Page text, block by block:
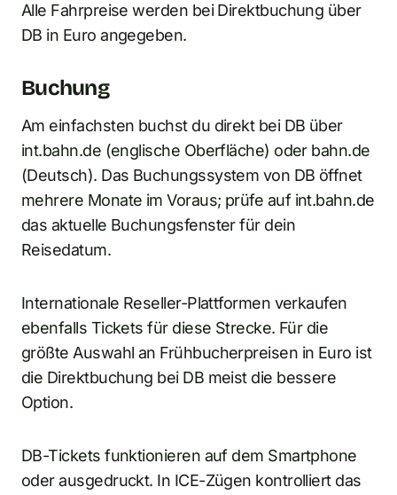
Alle Fahrpreise werden bei Direktbuchung über
DB in Euro angegeben.
Buchung
Am einfachsten buchst du direkt bei DB über
int.bahn.de (englische Oberfläche) oder bahn.de
(Deutsch). Das Buchungssystem von DB öffnet
mehrere Monate im Voraus; prüfe auf int.bahn.de
das aktuelle Buchungsfenster für dein
Reisedatum.
Internationale Reseller-Plattformen verkaufen
ebenfalls Tickets für diese Strecke. Für die
größte Auswahl an Frühbucherpreisen in Euro ist
die Direktbuchung bei DB meist die bessere
Option.
DB-Tickets funktionieren auf dem Smartphone
oder ausgedruckt. In ICE-Zügen kontrolliert das